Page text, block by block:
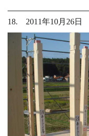
18. 2011年10月26日